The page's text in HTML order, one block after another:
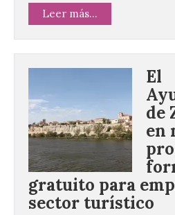
Leer más...
El
de
en
gratuito para
sector turístico